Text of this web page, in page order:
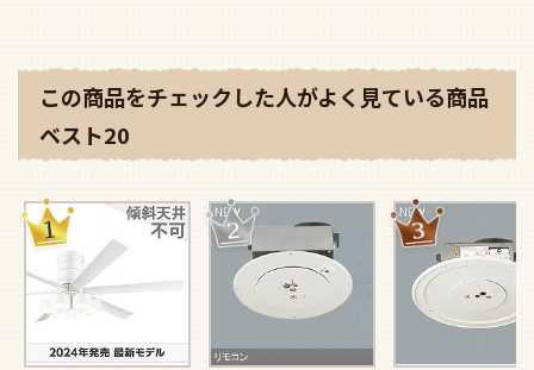
この商品をチェックした人がよく見ている商品
ベスト20